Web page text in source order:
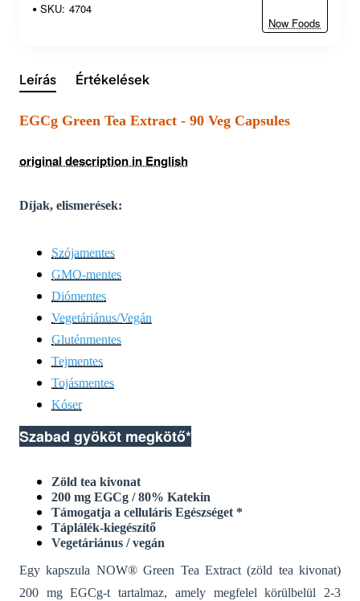
SKU: 4704
Now Foods
Leírás Értékelések
EGCg Green Tea Extract - 90 Veg Capsules
original description in English
Díjak, elismerések:
Szójamentes
GMO-mentes
Diómentes
Vegetáriánus/Vegán
Gluténmentes
Tejmentes
Tojásmentes
Kóser
Szabad gyököt megkötő*
Zöld tea kivonat
200 mg EGCg / 80% Katekin
Támogatja a celluláris Egészséget *
Táplálék-kiegészítő
Vegetáriánus / vegán
Egy kapszula NOW® Green Tea Extract (zöld tea kivonat)
200 mg EGCg-t tartalmaz, amely megfelel körülbelül 2-3